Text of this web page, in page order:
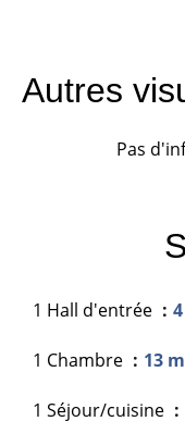
Autres
Pas
1 Hall d'entrée
1 Chambre 13
1 Séjour/cuisine